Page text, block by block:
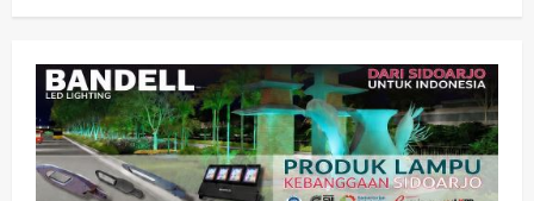
2
PANAS! Kalah Tender Proyek RSUD
Sibar Rp 9,9 M, Beranikah CV Tiga
Anugerah Utama Pertaruhkan
Jaminan Rp 100 Juta?
wartanusa 5 Agustus 2026
Olahraga